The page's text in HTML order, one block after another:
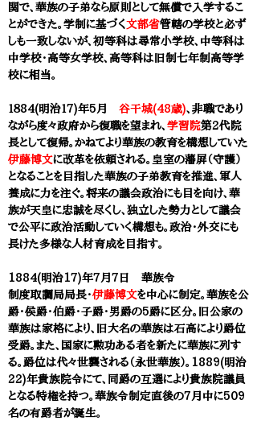
関で、華族の子弟なら原則として無償で入学するこ
とができた。学制に基づく文部省管轄の学校と必ず
しも一致しないが、初等科は尋常小学校、中等科は
中学校・高等女学校、高等科は旧制七年制高等学
校に相当。
１８84(明治１7)年5月 谷干城(48歳)、非職であり
ながら度々政府から復職を望まれ、 学習院第2代院
長として復帰。 かねてより華族の教育を構想していた
伊藤博文に改革を依頼される。皇室の藩屛（守護）
となることを 目指した華族の子弟教育を推進、軍人
養成に力を注ぐ。将来の議会政治にも目を向け、華
族が天皇に忠誠を尽くし、独立した勢力として議会
で公平に政治活動していく構想も。政治・外交にも
長けた多様な人材育成を目指す。
1884(明治17)年7月7日 華族令
制度取調局局長・伊藤博文を中心に制定。華族を公
爵・侯爵・伯爵・子爵・男爵の5爵に区分。旧公家の
華族は家格により、旧大名の華族は石高により爵位
受爵。また、国家に勲功ある者を新たに華族に列す
る。爵位は代々世襲される（永世華族）。1889(明治
22)年貴族院令にて、同爵の互選により貴族院議員
となる特権を持つ。華族令制定直後の7月中に509
名の有爵者が誕生。